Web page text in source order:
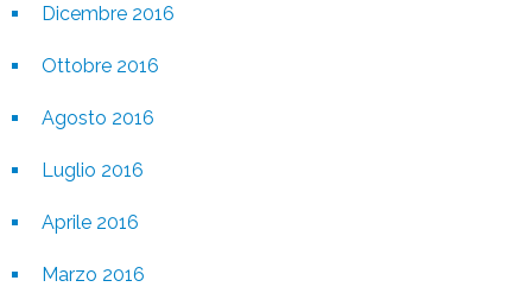
Dicembre 2016
Ottobre 2016
Agosto 2016
Luglio 2016
Aprile 2016
Marzo 2016